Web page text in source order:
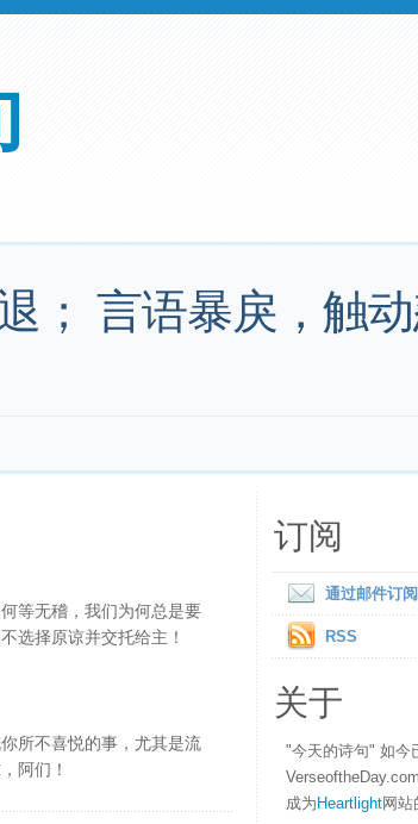
； 言语暴戾，触
等无稽，我们为何总是要
选择原谅并交托给主！
所不喜悦的事，尤其是流
阿们！
订阅
通过邮件订阅
RSS
关于
"今天的诗句" 如今
成为 Heartlight网站